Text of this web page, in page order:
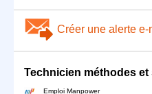
Créer une alerte e-
Technicien méthodes et
Emploi Manpower